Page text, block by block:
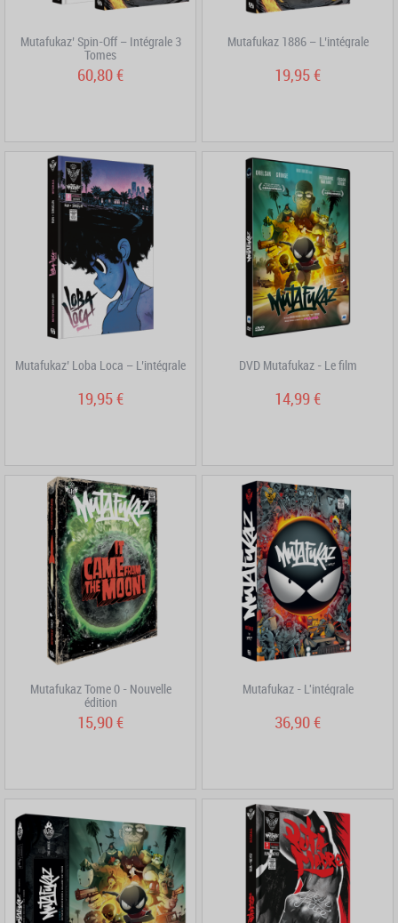
Mutafukaz’ Spin-Off – Intégrale 3
Tomes
60,80 €
Mutafukaz 1886 – L’intégrale
19,95 €
Mutafukaz’ Loba Loca – L’intégrale
19,95 €
DVD Mutafukaz - Le film
14,99 €
Mutafukaz Tome 0 - Nouvelle
édition
15,90 €
Mutafukaz - L'intégrale
36,90 €